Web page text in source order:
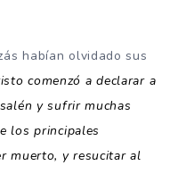
habían olvidado sus
comenzó a declarar a
y sufrir muchas
los principales
muerto, y resucitar al